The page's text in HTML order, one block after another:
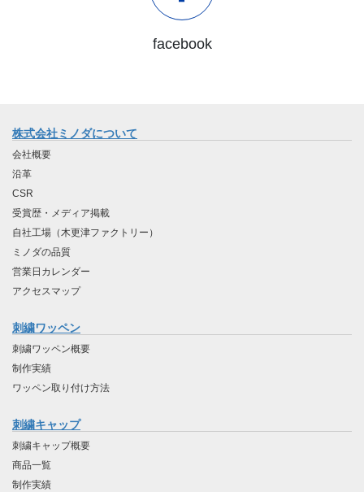
facebook
株式会社ミノダについて
会社概要
沿革
CSR
受賞歴・メディア掲載
自社工場（木更津ファクトリー）
ミノダの品質
営業日カレンダー
アクセスマップ
刺繍ワッペン
刺繍ワッペン概要
制作実績
ワッペン取り付け方法
刺繍キャップ
刺繍キャップ概要
商品一覧
制作実績